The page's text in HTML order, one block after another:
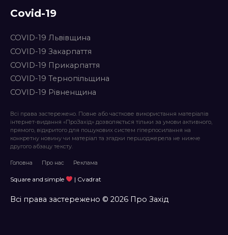
Covid-19
COVID-19 Львівщина
COVID-19 Закарпаття
COVID-19 Прикарпаття
COVID-19 Тернопільщина
COVID-19 Рівненщина
Всі права застережено. Повне або часткове використання матеріалів
інтернет-видання «ПроЗахід» дозволяється тільки за умови активного,
прямого, відкритого для пошукових систем гіперпосилання на
конкретну новину чи матеріал та згадки першоджерела не нижче
другого абзацу тексту.
Головна Про нас Реклама
Square and simple | Cvadrat
Всі права застережено © 2026 Про Захід